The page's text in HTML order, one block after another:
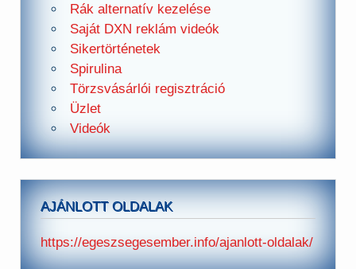
Rák alternatív kezelése
Saját DXN reklám videók
Sikertörténetek
Spirulina
Törzsvásárlói regisztráció
Üzlet
Videók
AJÁNLOTT OLDALAK
https://egeszsegesember.info/ajanlott-oldalak/